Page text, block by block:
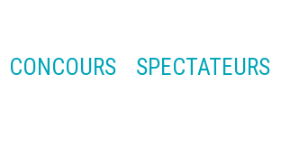
CONCOURS SPECTATEURS